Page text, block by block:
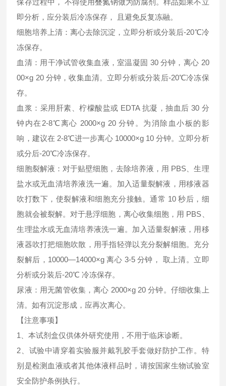
保存过程中， 不得使用叠氮钠做为防腐剂。样品如果不立
即分析，应分装后冷冻保存， 且避免反复冻融。
细胞培养上清：离心去除沉淀，立即分析或分装后-20℃冷
冻保存。
血清：用干净试管收集血液，室温凝固 30 分钟，离心 20
00×g 20 分钟，收集血清。立即分析或分装后-20℃冷冻保
存。
血浆：采用肝素、柠檬酸盐或 EDTA 抗凝，抽血后 30 分
钟内在2-8℃离心 2000×g 20 分钟。为消除血小板的影
响，建议在 2-8℃进一步离心 10000×g 10 分钟。立即分析
或分后-20℃冷冻保存。
细胞裂解液：对于贴壁细胞，去除培养液，用 PBS、生理
盐水或无血清培养液洗一遍。加入适量裂解液，用移液器
吹打数下，使裂解液和细胞充分接触。通常 10 秒后，细
胞就会被裂解。对于悬浮细胞，离心收集细胞，用 PBS、
生理盐水或无血清培养液洗一遍。加入适量裂解液，用移
液器吹打把细胞吹散，用手指轻弹以充分裂解细胞。充分
裂解后，10000—14000×g 离心 3-5 分钟， 取上清。立即
分析或分装后-20℃ 冷冻保存。
尿液：用无菌管收集，离心 2000×g 20 分钟。仔细收集上
清。如有沉淀形成，应再次离心。
【注意事项】
1、本试剂盒仅供体外研究使用，不用于临床诊断。
2、试验中请穿着实验服并戴乳胶手套做好防护工作。特
别是检测血液或者其他体液样品时，请按国家生物试验室
安全防护条例执行。